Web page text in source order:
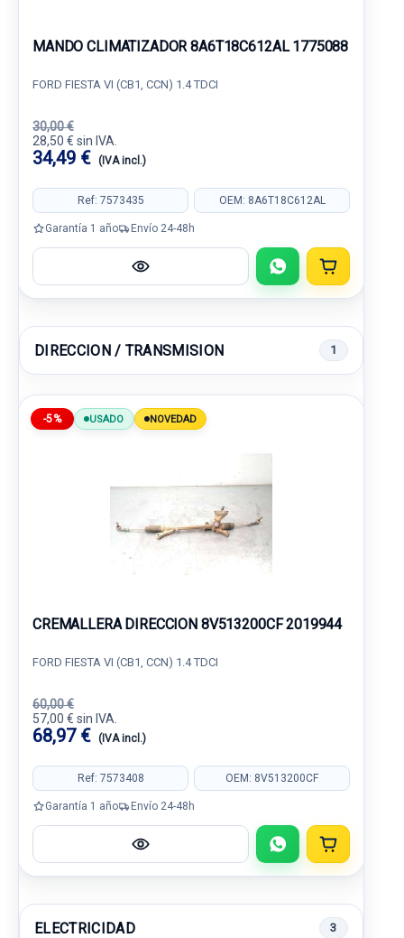
MANDO CLIMATIZADOR 8A6T18C612AL 1775088
FORD FIESTA VI (CB1, CCN) 1.4 TDCI
30,00 €
28,50 € sin IVA.
34,49 € (IVA incl.)
Ref: 7573435 OEM: 8A6T18C612AL
Garantía 1 año Envío 24-48h
DIRECCION / TRANSMISION 1
-5% USADO NOVEDAD
CREMALLERA DIRECCION 8V513200CF 2019944
FORD FIESTA VI (CB1, CCN) 1.4 TDCI
60,00 €
57,00 € sin IVA.
68,97 € (IVA incl.)
Ref: 7573408 OEM: 8V513200CF
Garantía 1 año Envío 24-48h
ELECTRICIDAD 3